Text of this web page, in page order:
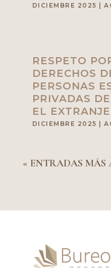
DICIEMBRE 2025 |
RESPETO
DERECHOS
PERSONAS
PRIVADAS
EL
DICIEMBRE 2025 |
« ENTRADAS MÁS